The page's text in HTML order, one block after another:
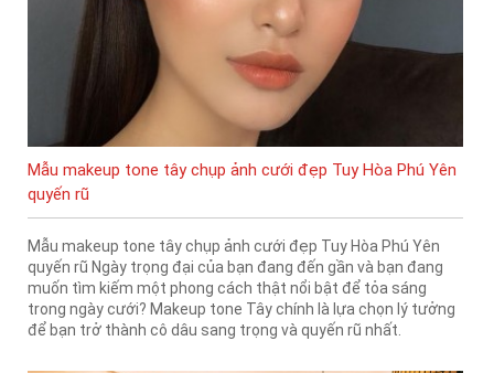
Mẫu makeup tone tây chụp ảnh cưới đẹp Tuy Hòa Phú Yên
quyến rũ
Mẫu makeup tone tây chụp ảnh cưới đẹp Tuy Hòa Phú Yên
quyến rũ Ngày trọng đại của bạn đang đến gần và bạn đang
muốn tìm kiếm một phong cách thật nổi bật để tỏa sáng
trong ngày cưới? Makeup tone Tây chính là lựa chọn lý tưởng
để bạn trở thành cô dâu sang trọng và quyến rũ nhất.